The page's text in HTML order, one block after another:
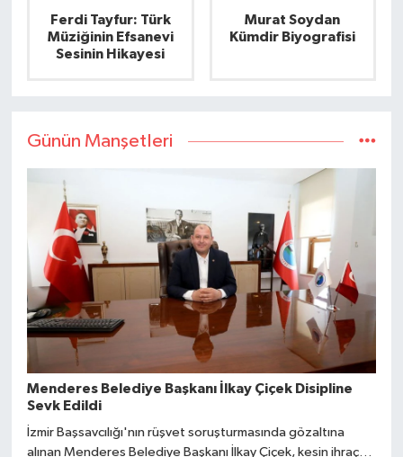
Ferdi Tayfur: Türk
Müziğinin Efsanevi
Sesinin Hikayesi
Murat Soydan
Kümdir Biyografisi
Günün Manşetleri
Menderes Belediye Başkanı İlkay Çiçek Disipline
Sevk Edildi
İzmir Başsavcılığı'nın rüşvet soruşturmasında gözaltına
alınan Menderes Belediye Başkanı İlkay Çiçek, kesin ihraç